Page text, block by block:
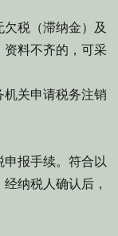
税（滞纳金）及
资料不齐的，可采
关申请税务注销
报手续。符合以
纳税人确认后，